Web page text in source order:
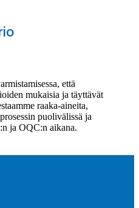
että
mukaisia ​​ja täyttävät
raaka-aineita,
puolivälissä ja
ja OQC:n aikana.